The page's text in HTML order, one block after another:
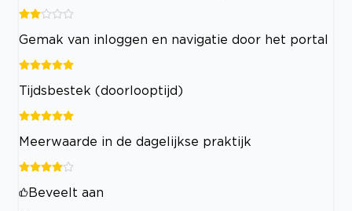
Gemak van inloggen en navigatie door het portal
Tijdsbestek (doorlooptijd)
Meerwaarde in de dagelijkse praktijk
Beveelt aan